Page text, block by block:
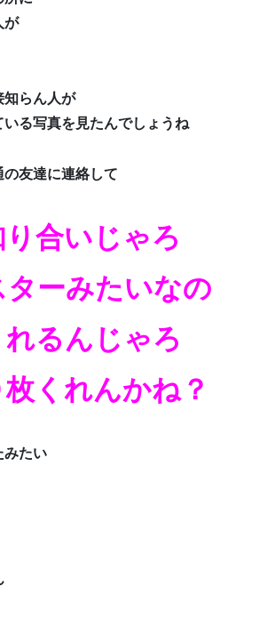
が
知らん人が
る写真を見たんでしょうね
友達に連絡して
合いじゃろ
ーみたいなの
るんじゃろ
くれんかね？
みたい